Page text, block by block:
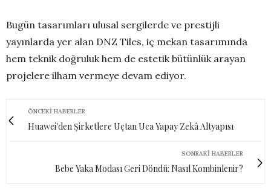
Bugün tasarımları ulusal sergilerde ve prestijli
yayınlarda yer alan DNZ Tiles, iç mekan tasarımında
hem teknik doğruluk hem de estetik bütünlük arayan
projelere ilham vermeye devam ediyor.
ÖNCEKI HABERLER
Huawei'den Şirketlere Uçtan Uca Yapay Zekâ Altyapısı
SONRAKI HABERLER
Bebe Yaka Modası Geri Döndü: Nasıl Kombinlenir?